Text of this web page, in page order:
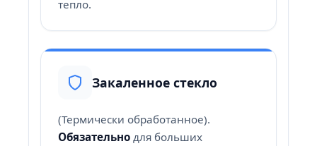
тепло.
Закаленное стекло
(Термически обработанное).
Обязательно для больших